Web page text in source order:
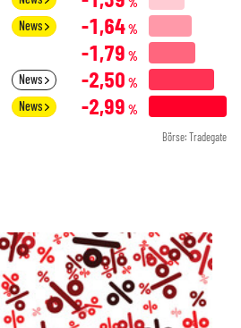
News -1,64%
-1,79 %
News -2,50 %
News -2,99 %
Börse: Tradegate